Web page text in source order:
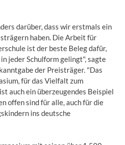
darüber, dass wir erstmals ein
haben. Die Arbeit für
ist der beste Beleg dafür,
jeder Schulform gelingt", sagte
der Preisträger. "Das
für das Vielfalt zum
auch ein überzeugendes Beispiel
offen sind für alle, auch für die
ins deutsche